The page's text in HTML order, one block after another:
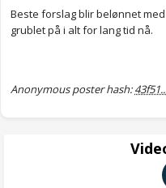
Beste forslag blir belønnet
grublet på i alt for lang tid nå.
Anonymous poster hash: